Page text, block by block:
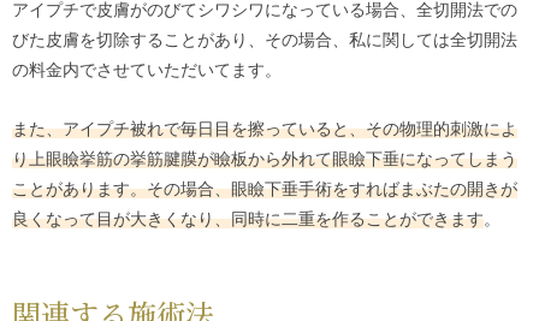
アイプチで皮膚がのびてシワシワになっている場合、全切開法での
びた皮膚を切除することがあり、その場合、私に関しては全切開法
の料金内でさせていただいてます。
また、アイプチ被れで毎日目を擦っていると、その物理的刺激によ
り上眼瞼挙筋の挙筋腱膜が瞼板から外れて眼瞼下垂になってしまう
ことがあります。その場合、眼瞼下垂手術をすればまぶたの開きが
良くなって目が大きくなり、同時に二重を作ることができます。